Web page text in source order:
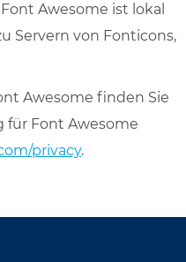
Awesome ist lokal
Servern von Fonticons,
Awesome finden Sie
für Font Awesome
privacy.